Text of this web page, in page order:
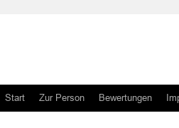
Zum
Start Zur Person Bewertungen